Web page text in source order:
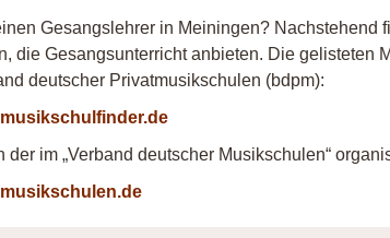
Gesangslehrer in Meiningen? Nachstehend
die Gesangsunterricht anbieten. Die gelisteten
deutscher Privatmusikschulen (bdpm):
der im „Verband deutscher Musikschulen“